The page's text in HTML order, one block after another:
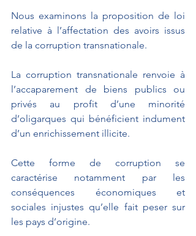
Nous examinons la proposition de loi
relative à l’affectation des avoirs issus
de la corruption transnationale.
La corruption transnationale renvoie à
l’accaparement de biens publics ou
privés au profit d’une minorité
d’oligarques qui bénéficient indument
d’un enrichissement illicite.
Cette forme de corruption se
caractérise notamment par les
conséquences économiques et
sociales injustes qu’elle fait peser sur
les pays d’origine.